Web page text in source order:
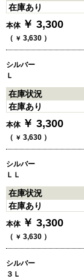
在庫あり
本体 ￥ 3,300
（ ￥ 3,630 ）
シルバー
Ｌ
在庫状況
在庫あり
本体 ￥ 3,300
（ ￥ 3,630 ）
シルバー
ＬＬ
在庫状況
在庫あり
本体 ￥ 3,300
（ ￥ 3,630 ）
シルバー
３Ｌ